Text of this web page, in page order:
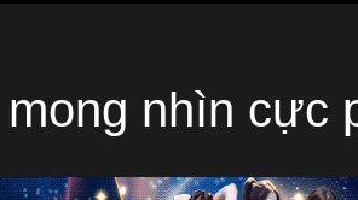
nhìn cực